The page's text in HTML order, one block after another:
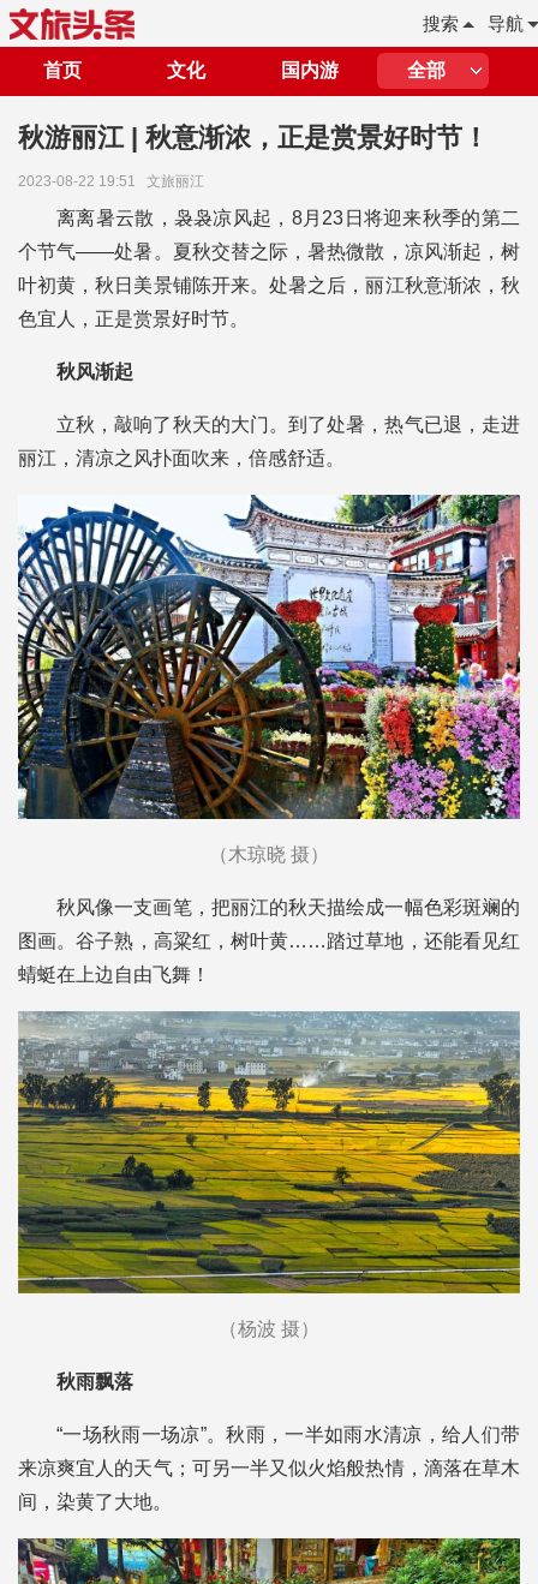
导航
搜索
首页 文化 国内游 全部
秋游丽江 | 秋意渐浓，正是赏景好时节！
2023-08-22 19:51 文旅丽江
离离暑云散，袅袅凉风起，8月23日将迎来秋季的第二
个节气——处暑。夏秋交替之际，暑热微散，凉风渐起，树
叶初黄，秋日美景铺陈开来。处暑之后，丽江秋意渐浓，秋
色宜人，正是赏景好时节。
秋风渐起
立秋，敲响了秋天的大门。到了处暑，热气已退，走进
丽江，清凉之风扑面吹来，倍感舒适。
（木琼晓 摄）
秋风像一支画笔，把丽江的秋天描绘成一幅色彩斑斓的
图画。谷子熟，高粱红，树叶黄……踏过草地，还能看见红
蜻蜓在上边自由飞舞！
（杨波 摄）
秋雨飘落
“一场秋雨一场凉”。秋雨，一半如雨水清凉，给人们带
来凉爽宜人的天气；可另一半又似火焰般热情，滴落在草木
间，染黄了大地。